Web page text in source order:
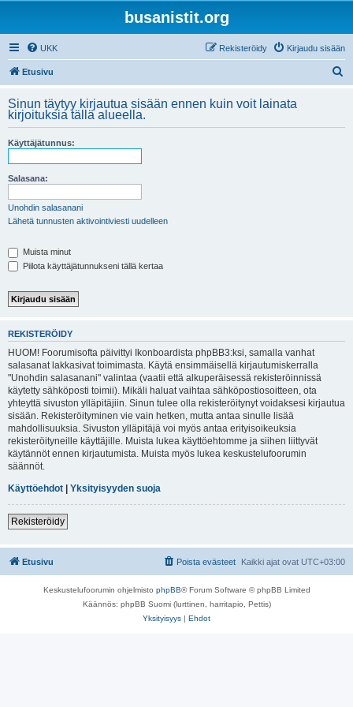
busanistit.org
UKK Kirjaudu sisään
Rekisteröidy
Etusivu
i
Sinun täytyy kirjautua sisään ennen kuin voit lainata
kirjoituksia tällä alueella.
Käyttäjätunnus:
Salasana:
Unohdin salasanani
Lähetä tunnusten aktivointiviesti uudelleen
Muista minut
Piilota käyttäjätunnukseni tällä kertaa
REKISTERÖIDY
HUOM! Foorumisofta päivittyi Ikonboardista phpBB3:ksi, samalla vanhat
salasanat lakkasivat toimimasta. Käytä ensimmäisellä kirjautumiskerralla
"Unohdin salasanani" valintaa (vaatii että alkuperäisessä rekisteröinnissä
käytetty sähköposti toimii). Mikäli haluat vaihtaa sähköpostiosoitteen, ota
yhteyttä sivuston ylläpitäjiin. Sinun tulee olla rekisteröitynyt voidaksesi kirjautua
sisään. Rekisteröityminen vie vain hetken, mutta antaa sinulle lisää
mahdollisuuksia. Sivuston ylläpitäjä voi myös antaa erityisoikeuksia
rekisteröityneille käyttäjille. Muista lukea käyttöehtomme ja siihen liittyvät
käytännöt ennen kirjautumista. Muista myös lukea keskustelufoorumin
säännöt.
Käyttöehdot | Yksityisyyden suoja
Rekisteröidy
Etusivu Kaikki ajat ovat UTC+03:00
Poista evästeet
Keskustelufoorumin ohjelmisto phpBB® Forum Software © phpBB Limited
Käännös: phpBB Suomi (lurttinen, harritapio, Pettis)
Yksityisyys | Ehdot